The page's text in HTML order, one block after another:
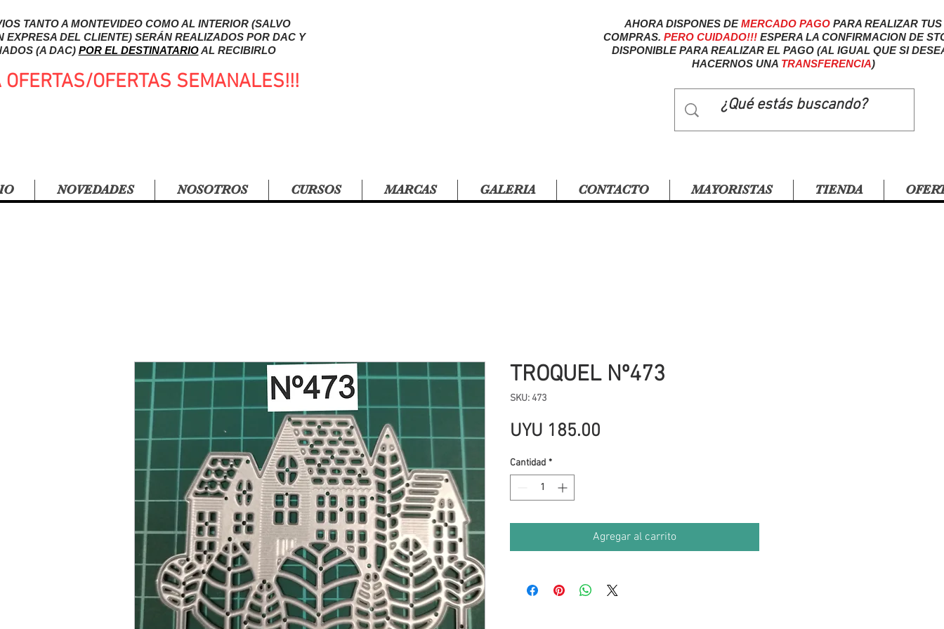
TANTO A MONTEVIDEO COMO AL INTERIOR (SALVO
EXPRESA DEL CLIENTE) SERÁN REALIZADOS POR DAC Y
(A DAC) POR EL DESTINATARIOAL RECIBIRLO
OFERTAS/OFERTAS SEMANALES!!!
AHORA DISPONES DEMERCADO PAGO PARA REALIZAR TUS
COMPRAS. PERO CUIDADO!!!ESPERA LA CONFIRMACION DE
DISPONIBLE PARA REALIZAR EL PAGO (AL IGUAL QUE SI
HACERNOS UNA TRANSFERENCIA)
NOVEDADES NOSOTROS CURSOS MARCAS GALERIA CONTACTO MAYORISTAS TIENDA
TROQUEL Nº473
SKU: 473
UYU 185.00
Cantidad *
Agregar al carrito